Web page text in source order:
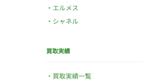
エルメス
シャネル
買取実績
買取実績一覧